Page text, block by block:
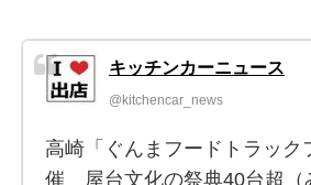
キッチンカーニュース
@kitchencar_news
高崎「ぐんまフードトラック
催 屋台文化の祭典40台超（